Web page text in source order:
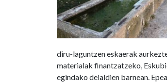
diru-laguntzen eskaerak
materialak finantzatzeko,
egindako deialdien barnean.